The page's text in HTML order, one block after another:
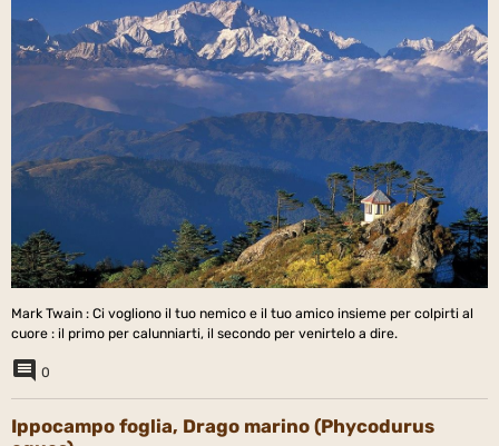
Mark Twain : Ci vogliono il tuo nemico e il tuo amico insieme per colpirti al
cuore : il primo per calunniarti, il secondo per venirtelo a dire.
0
Ippocampo foglia, Drago marino (Phycodurus